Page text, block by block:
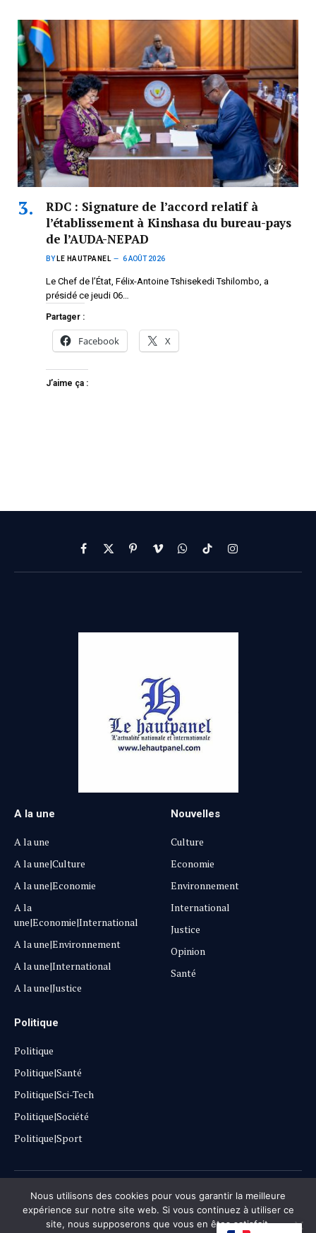
RDC : Signature de l’accord relatif à
l’établissement à Kinshasa du bureau-pays
de l’AUDA-NEPAD
BY LE HAUTPANEL 6 AOÛT 2026
Le Chef de l’État, Félix-Antoine Tshisekedi Tshilombo, a
présidé ce jeudi 06…
Partager :
Facebook X
J’aime ça :
Facebook
X
(Twitter)
PinterestVimeoWhatsApp
TikTokInstagram
A la une
A la une
A la une|Culture
A la une|Economie
A la
une|Economie|International
A la une|Environnement
A la une|International
A la une|Justice
Nouvelles
Culture
Economie
Environnement
International
Justice
Opinion
Santé
Politique
Politique
Politique|Santé
Politique|Sci-Tech
Politique|Société
Politique|Sport
Copyright © 2025Lehautpanel
Confidentialité Contact Don
Nous utilisons des cookies pour vous garantir la meilleure
expérience sur notre site web. Si vous continuez à utiliser ce
site, nous supposerons que vous en êtes satisfait.